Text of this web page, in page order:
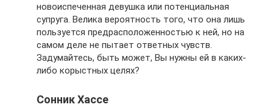
новоиспеченная девушка или потенциальная
супруга. Велика вероятность того, что она лишь
пользуется предрасположенностью к ней, но на
самом деле не пытает ответных чувств.
Задумайтесь, быть может, Вы нужны ей в каких-
либо корыстных целях?
Сонник Хассе